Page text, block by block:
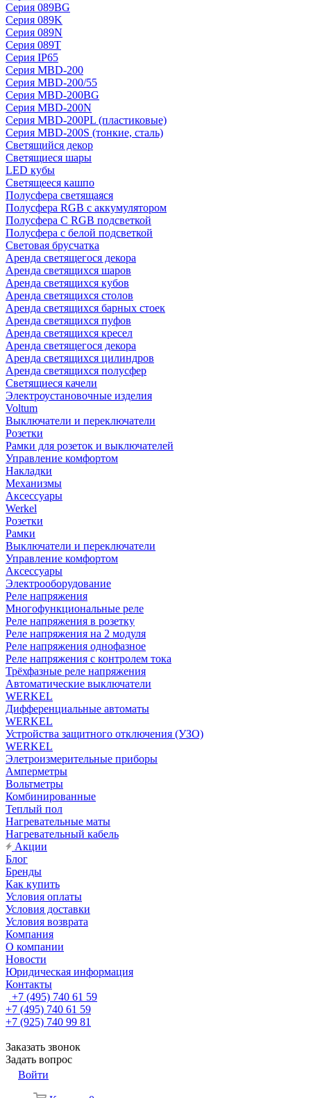
Серия 089BG
Серия 089K
Серия 089N
Серия 089T
Серия IP65
Серия MBD-200
Серия MBD-200/55
Серия MBD-200BG
Серия MBD-200N
Серия MBD-200PL (пластиковые)
Серия MBD-200S (тонкие, сталь)
Светящийся декор
Светящиеся шары
LED кубы
Светящееся кашпо
Полусфера светящаяся
Полусфера RGB с аккумулятором
Полусфера С RGB подсветкой
Полусфера с белой подсветкой
Световая брусчатка
Аренда светящегося декора
Аренда светящихся шаров
Аренда светящихся кубов
Аренда светящихся столов
Аренда светящихся барных стоек
Аренда светящихся пуфов
Аренда светящихся кресел
Аренда светящегося декора
Аренда светящихся цилиндров
Аренда светящихся полусфер
Светящиеся качели
Электроустановочные изделия
Voltum
Выключатели и переключатели
Розетки
Рамки для розеток и выключателей
Управление комфортом
Накладки
Механизмы
Аксессуары
Werkel
Розетки
Рамки
Выключатели и переключатели
Управление комфортом
Аксессуары
Электрооборудование
Реле напряжения
Многофункциональные реле
Реле напряжения в розетку
Реле напряжения на 2 модуля
Реле напряжения однофазное
Реле напряжения с контролем тока
Трёхфазные реле напряжения
Автоматические выключатели
WERKEL
Дифференциальные автоматы
WERKEL
Устройства защитного отключения (УЗО)
WERKEL
Элетроизмерительные приборы
Амперметры
Вольтметры
Комбинированные
Теплый пол
Нагревательные маты
Нагревательный кабель
Акции
Блог
Бренды
Как купить
Условия оплаты
Условия доставки
Условия возврата
Компания
О компании
Новости
Юридическая информация
Контакты
+7 (495) 740 61 59
+7 (495) 740 61 59
+7 (925) 740 99 81
Заказать звонок
Задать вопрос
Войти